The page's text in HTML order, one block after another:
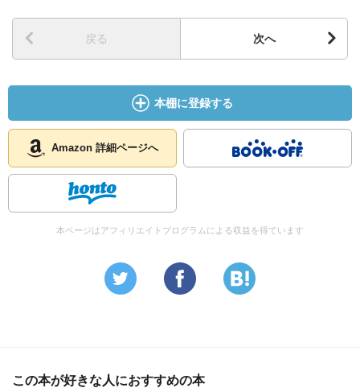
戻る 次へ
本棚に登録する
Amazon 詳細ページへ
本ページはアフィリエイトプログラムによる収益を得ています
この本が好きな人におすすめの本